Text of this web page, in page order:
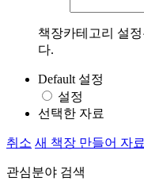
책장카테고리 설
다.
Default 설정
설정
선택한 자료
취소 새 책장 만들어 자료
관심분야 검색